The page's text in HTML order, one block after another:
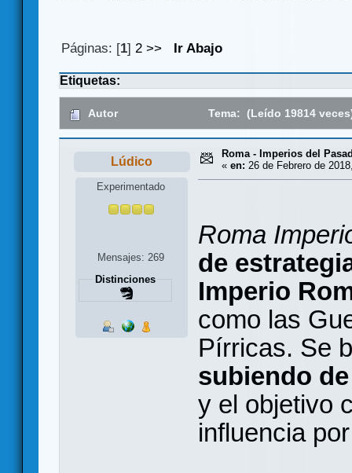
Páginas: [1]2 >> Ir Abajo
Etiquetas:
Autor Tema: (Leído 19814
Lúdico
Experimentado
Mensajes: 269
Distinciones
Roma - Imperios del
« en: 26 de Febrero de
Roma
de
Imperio
como las
Pírricas. Se
subiendo
y el objetivo
influencia